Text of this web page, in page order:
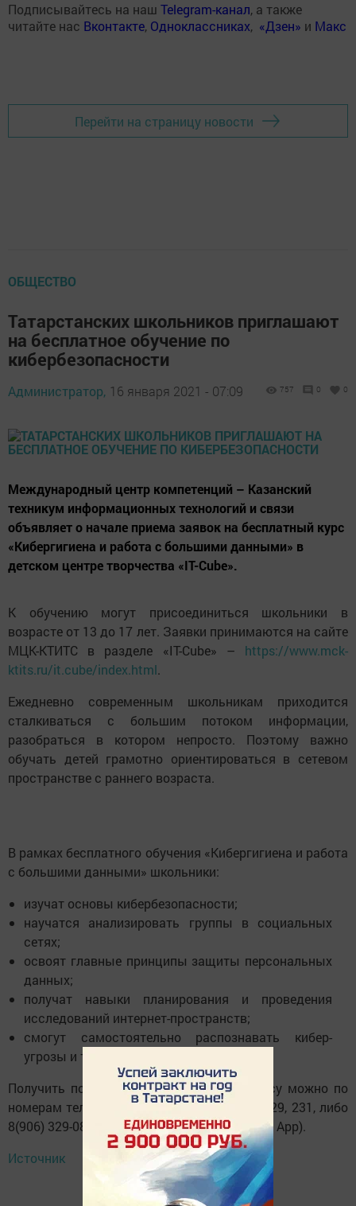
Подписывайтесь на наш Telegram-канал, а также
читайте нас Вконтакте, Одноклассниках, «Дзен» и Макс
Перейти на страницу новости
ОБЩЕСТВО
Татарстанских школьников приглашают
на бесплатное обучение по
кибербезопасности
Администратор, 16 января 2021 - 07:09 757 0 0
Международный центр компетенций – Казанский
техникум информационных технологий и связи
объявляет о начале приема заявок на бесплатный курс
«Кибергигиена и работа с большими данными» в
детском центре творчества «IT-Cube».
К обучению могут присоединиться школьники в
возрасте от 13 до 17 лет. Заявки принимаются на сайте
МЦК-КТИТС в разделе «IT-Cube» – https://www.mck-
ktits.ru/it.cube/index.html.
Ежедневно современным школьникам приходится
сталкиваться с большим потоком информации,
разобраться в котором непросто. Поэтому важно
обучать детей грамотно ориентироваться в сетевом
пространстве с раннего возраста.
В рамках бесплатного обучения «Кибергигиена и работа
с большими данными» школьники:
изучат основы кибербезопасности;
научатся анализировать группы в социальных
сетях;
освоят главные принципы защиты персональных
данных;
получат навыки планирования и проведения
исследований интернет-пространств;
смогут самостоятельно распознавать кибер-
угрозы и т.д.
Получить подробную информацию по курсу можно по
номерам телефона: 8 (843) 203-5555 доб. 329, 231, либо
8(906) 329-08-82 (только сообщения в Whats App).
Источник